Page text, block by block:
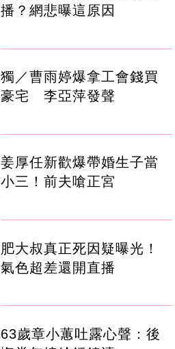
播？網悲曝這原因
獨／曹雨婷爆拿工會錢買
豪宅 李亞萍發聲
姜厚任新歡爆帶婚生子當
小三！前夫嗆正宮
肥大叔真正死因疑曝光！
氣色超差還開直播
63歲章小蕙吐露心聲：後